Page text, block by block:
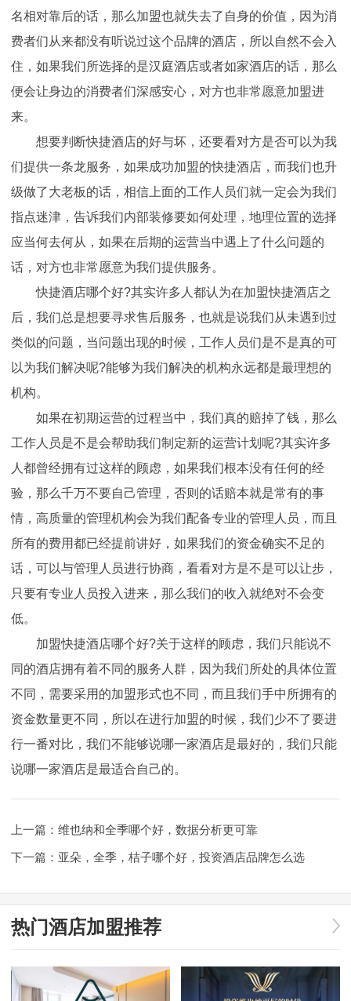
名相对靠后的话，那么加盟也就失去了自身的价值，因为消
费者们从来都没有听说过这个品牌的酒店，所以自然不会入
住，如果我们所选择的是汉庭酒店或者如家酒店的话，那么
便会让身边的消费者们深感安心，对方也非常愿意加盟进
来。
想要判断快捷酒店的好与坏，还要看对方是否可以为我
们提供一条龙服务，如果成功加盟的快捷酒店，而我们也升
级做了大老板的话，相信上面的工作人员们就一定会为我们
指点迷津，告诉我们内部装修要如何处理，地理位置的选择
应当何去何从，如果在后期的运营当中遇上了什么问题的
话，对方也非常愿意为我们提供服务。
快捷酒店哪个好?其实许多人都认为在加盟快捷酒店之
后，我们总是想要寻求售后服务，也就是说我们从未遇到过
类似的问题，当问题出现的时候，工作人员们是不是真的可
以为我们解决呢?能够为我们解决的机构永远都是最理想的
机构。
如果在初期运营的过程当中，我们真的赔掉了钱，那么
工作人员是不是会帮助我们制定新的运营计划呢?其实许多
人都曾经拥有过这样的顾虑，如果我们根本没有任何的经
验，那么千万不要自己管理，否则的话赔本就是常有的事
情，高质量的管理机构会为我们配备专业的管理人员，而且
所有的费用都已经提前讲好，如果我们的资金确实不足的
话，可以与管理人员进行协商，看看对方是不是可以让步，
只要有专业人员投入进来，那么我们的收入就绝对不会变
低。
加盟快捷酒店哪个好?关于这样的顾虑，我们只能说不
同的酒店拥有着不同的服务人群，因为我们所处的具体位置
不同，需要采用的加盟形式也不同，而且我们手中所拥有的
资金数量更不同，所以在进行加盟的时候，我们少不了要进
行一番对比，我们不能够说哪一家酒店是最好的，我们只能
说哪一家酒店是最适合自己的。
上一篇： 维也纳和全季哪个好，数据分析更可靠
下一篇： 亚朵，全季，桔子哪个好，投资酒店品牌怎么选
热门酒店加盟推荐